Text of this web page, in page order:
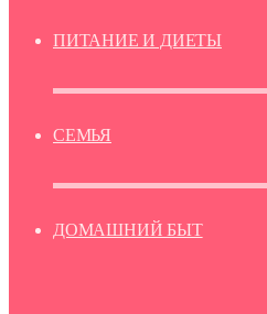
ПИТАНИЕ И ДИЕТЫ
СЕМЬЯ
ДОМАШНИЙ БЫТ